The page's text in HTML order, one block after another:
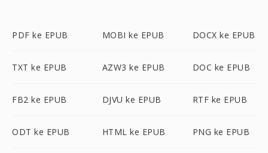
PDF ke EPUB MOBI ke EPUB DOCX ke EPUB
TXT ke EPUB AZW3 ke EPUB DOC ke EPUB
FB2 ke EPUB DJVU ke EPUB RTF ke EPUB
ODT ke EPUB HTML ke EPUB PNG ke EPUB